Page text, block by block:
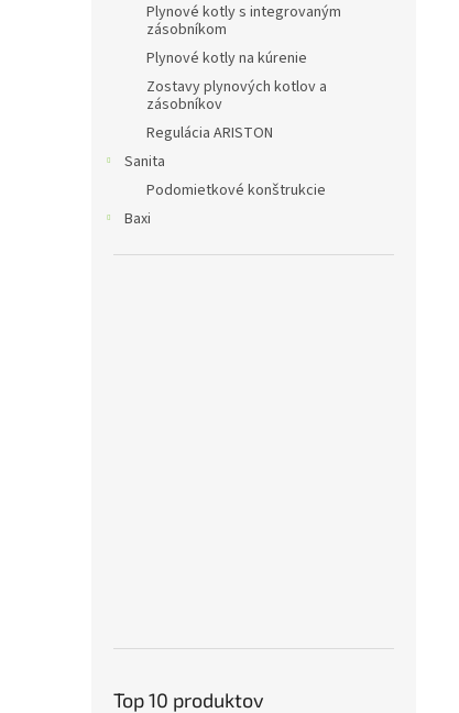
Plynové kotly s integrovaným
zásobníkom
Plynové kotly na kúrenie
Zostavy plynových kotlov a
zásobníkov
Regulácia ARISTON
Sanita
Podomietkové konštrukcie
Baxi
Top 10 produktov